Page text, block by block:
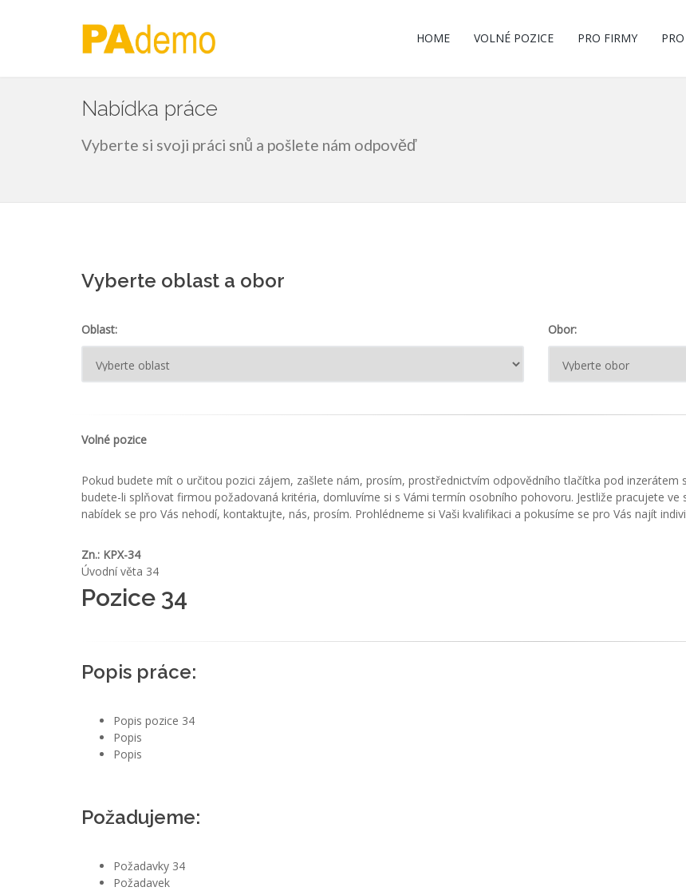
HOME VOLNÉ POZICE PRO FIRMY
Nabídka práce
Vyberte si svoji práci snů a pošlete nám odpověď
Vyberte oblast a obor
Oblast: Obor:
Volné pozice
Pokud budete mít o určitou pozici zájem, zašlete nám, prosím, prostřednictvím odpovědního tlačítka pod inzerátem
budete-li splňovat firmou požadovaná kritéria, domluvíme si s Vámi termín osobního pohovoru. Jestliže pracujete
nabídek se pro Vás nehodí, kontaktujte, nás, prosím. Prohlédneme si Vaši kvalifikaci a pokusíme se pro Vás najít
Zn.: KPX-34
Úvodní věta 34
Pozice 34
Popis práce:
Popis pozice 34
Popis
Popis
Požadujeme:
Požadavky 34
Požadavek